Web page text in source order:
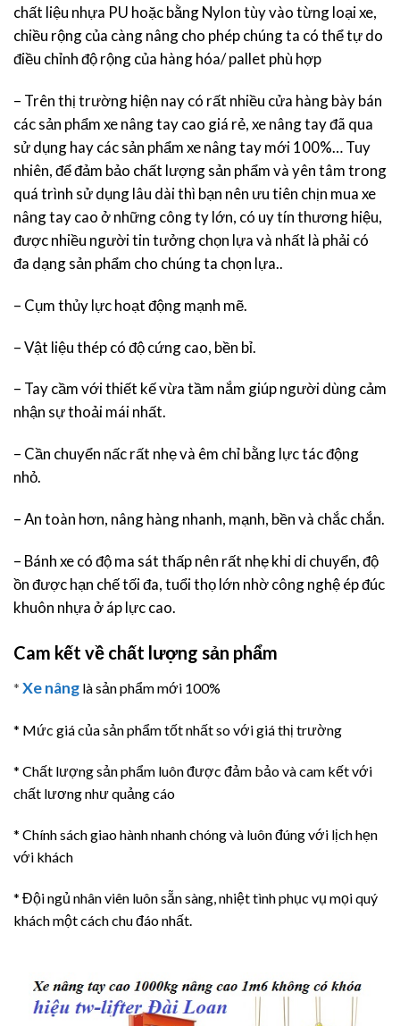
chất liệu nhựa PU hoặc bằng Nylon tùy vào từng loại xe,
chiều rộng của càng nâng cho phép chúng ta có thể tự do
điều chỉnh độ rộng của hàng hóa/ pallet phù hợp
– Trên thị trường hiện nay có rất nhiều cửa hàng bày bán
các sản phẩm xe nâng tay cao giá rẻ, xe nâng tay đã qua
sử dụng hay các sản phẩm xe nâng tay mới 100%… Tuy
nhiên, để đảm bảo chất lượng sản phẩm và yên tâm trong
quá trình sử dụng lâu dài thì bạn nên ưu tiên chịn mua xe
nâng tay cao ở những công ty lớn, có uy tín thương hiệu,
được nhiều người tin tưởng chọn lựa và nhất là phải có
đa dạng sản phẩm cho chúng ta chọn lựa..
– Cụm thủy lực hoạt động mạnh mẽ.
– Vật liệu thép có độ cứng cao, bền bỉ.
– Tay cầm với thiết kế vừa tầm nắm giúp người dùng cảm
nhận sự thoải mái nhất.
– Cần chuyển nấc rất nhẹ và êm chỉ bằng lực tác động
nhỏ.
– An toàn hơn, nâng hàng nhanh, mạnh, bền và chắc chắn.
– Bánh xe có độ ma sát thấp nên rất nhẹ khi di chuyển, độ
ồn được hạn chế tối đa, tuổi thọ lớn nhờ công nghệ ép đúc
khuôn nhựa ở áp lực cao.
Cam kết về chất lượng sản phẩm
* Xe nâng là sản phẩm mới 100%
* Mức giá của sản phẩm tốt nhất so với giá thị trường
* Chất lượng sản phẩm luôn được đảm bảo và cam kết với
chất lương như quảng cáo
* Chính sách giao hành nhanh chóng và luôn đúng với lịch hẹn
với khách
* Đội ngủ nhân viên luôn sẵn sàng, nhiệt tình phục vụ mọi quý
khách một cách chu đáo nhất.